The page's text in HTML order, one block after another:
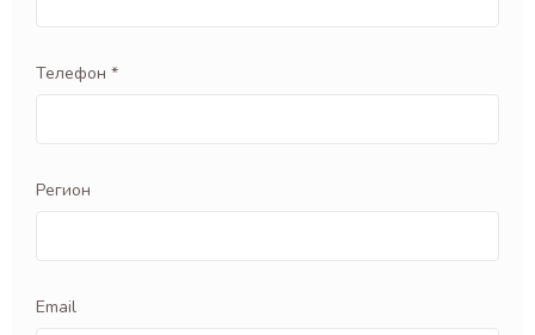
Телефон *
Регион
Email